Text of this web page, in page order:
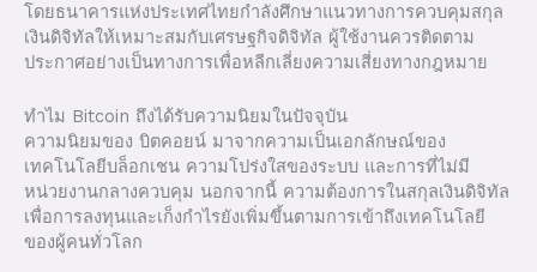
โดยธนาคารแห่งประเทศไทยกำลังศึกษาแนวทางการควบคุมสกุล
เงินดิจิทัลให้เหมาะสมกับเศรษฐกิจดิจิทัล ผู้ใช้งานควรติดตาม
ประกาศอย่างเป็นทางการเพื่อหลีกเลี่ยงความเสี่ยงทางกฎหมาย
ทำไม Bitcoin ถึงได้รับความนิยมในปัจจุบัน
ความนิยมของ บิตคอยน์ มาจากความเป็นเอกลักษณ์ของ
เทคโนโลยีบล็อกเชน ความโปร่งใสของระบบ และการที่ไม่มี
หน่วยงานกลางควบคุม นอกจากนี้ ความต้องการในสกุลเงินดิจิทัล
เพื่อการลงทุนและเก็งกำไรยังเพิ่มขึ้นตามการเข้าถึงเทคโนโลยี
ของผู้คนทั่วโลก